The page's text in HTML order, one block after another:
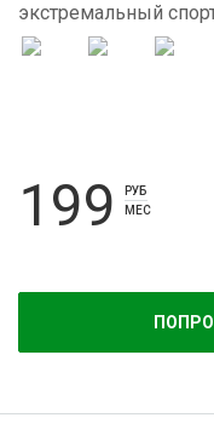
экстремальный
199
РУБ
МЕС